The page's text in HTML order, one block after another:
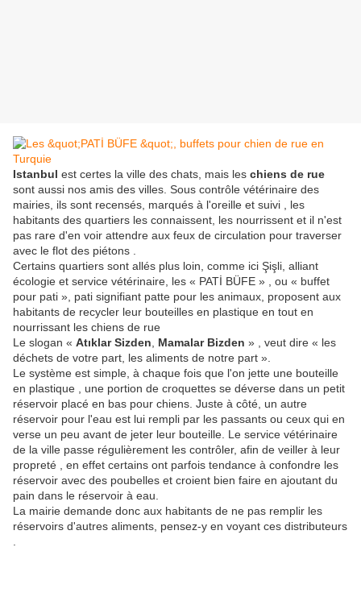
Istanbul est certes la ville des chats, mais les chiens de rue
sont aussi nos amis des villes. Sous contrôle vétérinaire des
mairies, ils sont recensés, marqués à l'oreille et suivi , les
habitants des quartiers les connaissent, les nourrissent et il n'est
pas rare d'en voir attendre aux feux de circulation pour traverser
avec le flot des piétons .
Certains quartiers sont allés plus loin, comme ici Şişli, alliant
écologie et service vétérinaire, les « PATİ BÜFE » , ou « buffet
pour pati », pati signifiant patte pour les animaux, proposent aux
habitants de recycler leur bouteilles en plastique en tout en
nourrissant les chiens de rue
Le slogan « Atıklar Sizden Mamalar Bizden » , veut dire « les
déchets de votre part, les aliments de notre part ».
Le système est simple, à chaque fois que l'on jette une bouteille
en plastique , une portion de croquettes se déverse dans un petit
réservoir placé en bas pour chiens. Juste à côté, un autre
réservoir pour l'eau est lui rempli par les passants ou ceux qui en
verse un peu avant de jeter leur bouteille. Le service vétérinaire
de la ville passe régulièrement les contrôler, afin de veiller à leur
propreté , en effet certains ont parfois tendance à confondre les
réservoir avec des poubelles et croient bien faire en ajoutant du
pain dans le réservoir à eau.
La mairie demande donc aux habitants de ne pas remplir les
réservoirs d'autres aliments, pensez-y en voyant ces distributeurs